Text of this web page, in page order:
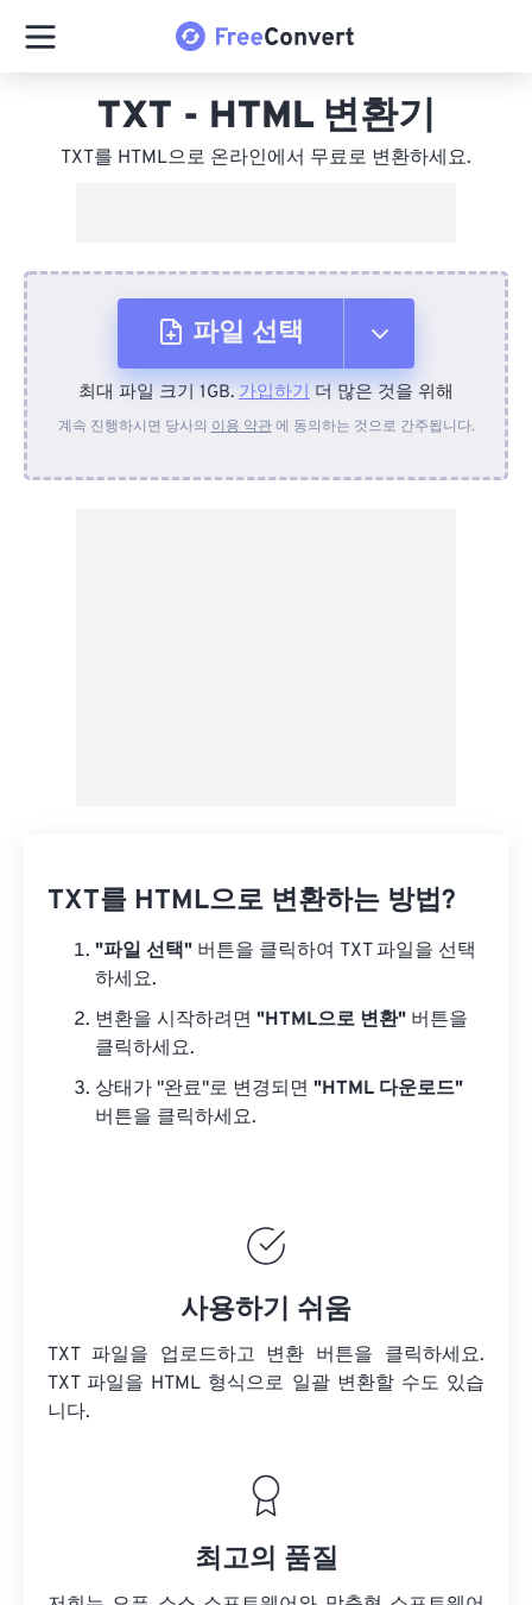
TXT - HTML 변환기
TXT를 HTML으로 온라인에서 무료로 변환하세요.
파일 선택
장치에서
최대 파일 크기 1GB. 가입하기 더 많은 것을 위해
계속 진행하시면 당사의 이용 약관에 동의하는 것으로 간주됩니다.
TXT를 HTML으로 변환하는 방법?
"파일 선택" 버튼을 클릭하여 TXT 파일을 선택
하세요.
변환을 시작하려면 "HTML으로 변환" 버튼을
클릭하세요.
상태가 "완료"로 변경되면 "HTML 다운로드"
버튼을 클릭하세요.
사용하기 쉬움
TXT 파일을 업로드하고 변환 버튼을 클릭하세요.
TXT 파일을 HTML 형식으로 일괄 변환할 수도 있습
니다.
최고의 품질